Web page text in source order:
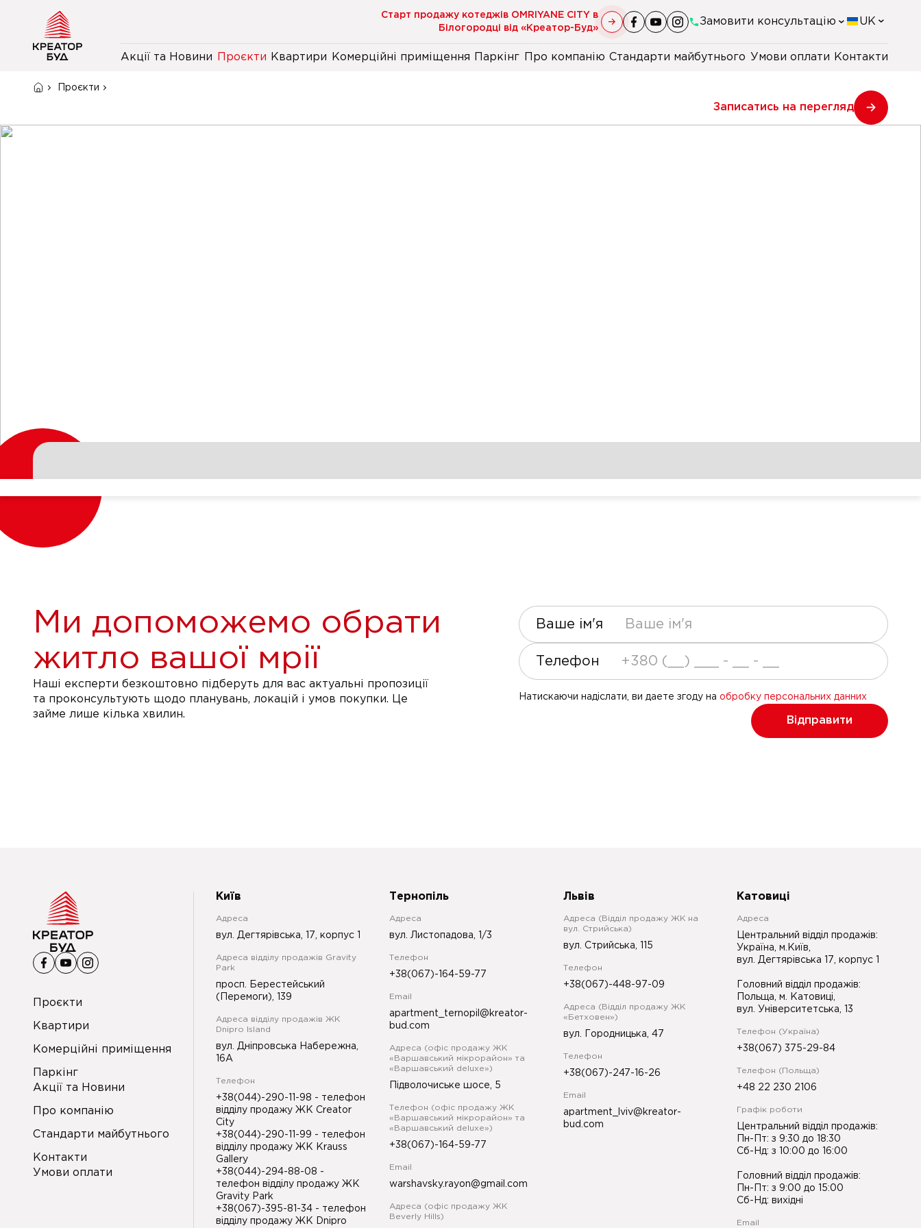
Старт продажу котеджів OMRIYANE CITY в
Білогородці від «Креатор-Буд»
Замовити консультацію UK
Акції та Новини Проєкти Квартири Комерційні приміщення Паркінг Про компанію Стандарти майбутнього Умови оплати Контакти
Проєкти
Записатись на перегляд
Ми допоможемо обрати
житло вашої мрії
Наші експерти безкоштовно підберуть для вас актуальні пропозиції
та проконсультують щодо планувань, локацій і умов покупки. Це
займе лише кілька хвилин.
Ваше ім'я
Телефон
Натискаючи надіслати, ви даете згоду на обробку персональних данних
Відправити
Проєкти
Квартири
Комерційні приміщення
Паркінг
Акції та Новини
Про компанію
Стандарти майбутнього
Контакти
Умови оплати
Київ
Адреса
вул. Дегтярівська, 17, корпус 1
Адреса відділу продажів Gravity
Park
просп. Берестейський
(Перемоги), 139
Адреса відділу продажів ЖК
Dnipro Island
вул. Дніпровська Набережна,
16А
Телефон
+38(044)-290-11-98 - телефон
відділу продажу ЖК Creator
City
+38(044)-290-11-99 - телефон
відділу продажу ЖК Krauss
Gallery
+38(044)-294-88-08 -
телефон відділу продажу ЖК
Gravity Park
+38(067)-395-81-34 - телефон
відділу продажу ЖК Dnipro
Тернопіль
Адреса
вул. Листопадова, 1/3
Телефон
+38(067)-164-59-77
Email
apartment_ternopil@kreator-
bud.com
Адреса (офіс продажу ЖК
«Варшавський мікрорайон» та
«Варшавський deluxe»)
Підволочиське шосе, 5
Телефон (офіс продажу ЖК
«Варшавський мікрорайон» та
«Варшавський deluxe»)
+38(067)-164-59-77
Email
warshavsky.rayon@gmail.com
Адреса (офіс продажу ЖК
Beverly Hills)
Львів
Адреса (Відділ продажу ЖК на
вул. Стрийська)
вул. Стрийська, 115
Телефон
+38(067)-448-97-09
Адреса (Відділ продажу ЖК
«Бетховен»)
вул. Городницька, 47
Телефон
+38(067)-247-16-26
Email
apartment_lviv@kreator-
bud.com
Катовиці
Адреса
Центральний відділ продажів:
Україна, м.Київ,
вул. Дегтярівська 17, корпус 1
Головний відділ продажів:
Польща, м. Катовиці,
вул. Університетська, 13
Телефон (Україна)
+38(067) 375-29-84
Телефон (Польща)
+48 22 230 2106
Графік роботи
Центральний відділ продажів:
Пн-Пт: з 9:30 до 18:30
Сб-Нд: з 10:00 до 16:00
Головний відділ продажів:
Пн-Пт: з 9:00 до 15:00
Сб-Нд: вихідні
Email